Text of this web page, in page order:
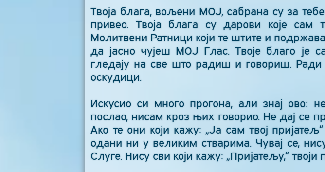
Твоја блага, вољени МОЈ, сабрана су за
привео. Твоја блага су дарови које
Молитвени Ратници који те штите и
да јасно чујеш МОЈ Глас. Твоје благо је
гледају на све што радиш и говориш.
оскудици.
Искусио си много прогона, али знај ово:
послао, нисам кроз њих говорио. Не дај се
Ако те они који кажу: „Ја сам твој
одани ни у великим стварима. Чувај се,
Слуге. Нису сви који кажу: „Пријатељу,“ твоји